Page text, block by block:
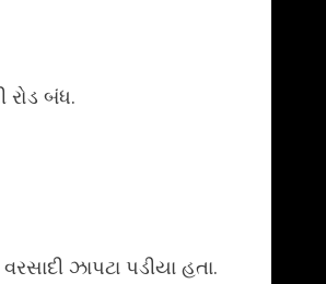
બંધ.
ઝાપટા પડીયા હતા.